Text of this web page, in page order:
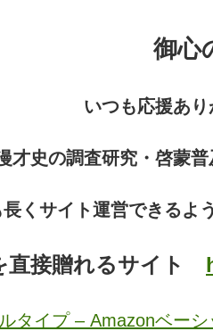
御心
いつも応援あり
才史の調査研究・啓蒙普
くサイト運営できるよ
直接贈れるサイト
タイプ – Amazonベーシ